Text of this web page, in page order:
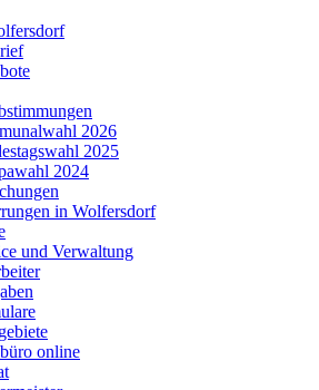
2026
2025
2024
in Wolfersdorf
und Verwaltung
online